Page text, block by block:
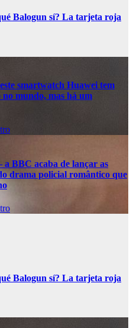
Balogun sí? La tarjeta roja
smartwatch Huawei tem
mundo, mas há um
a BBC acaba de lançar as
drama policial romântico que
Balogun sí? La tarjeta roja